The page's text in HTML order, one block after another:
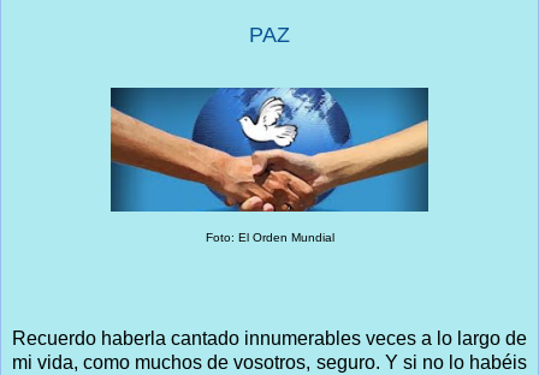
PAZ
Foto: El Orden Mundial
Recuerdo haberla cantado innumerables veces a lo largo de
mi vida, como muchos de vosotros, seguro. Y si no lo habéis